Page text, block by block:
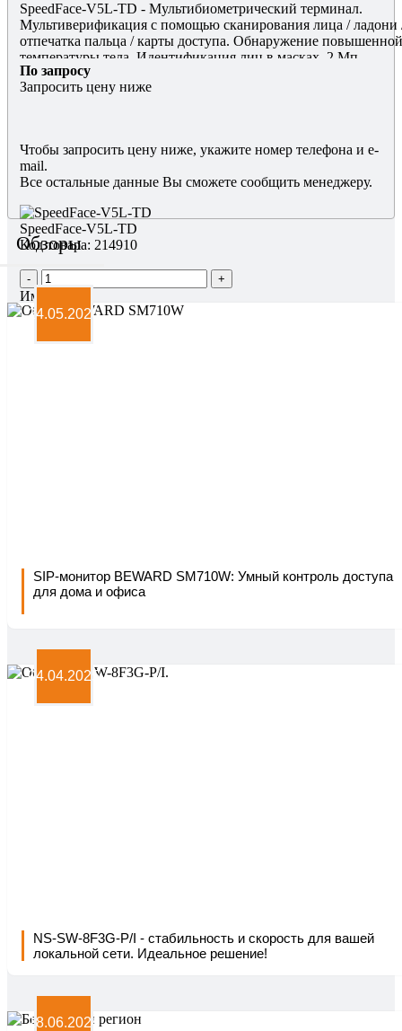
SpeedFace-V5L-TD - Мультибиометрический терминал.
Мультиверификация с помощью сканирования лица / ладони
отпечатка пальца / карты доступа. Обнаружение повышенной
температуры тела. Идентификация лиц в масках. 2 Мп
двойная камера для распознавания лиц в режиме реального
времени. Увеличенная дистанция распознавания до 3 м.
По запросу
Запросить цену ниже
Чтобы запросить цену ниже, укажите номер телефона и e-
mail.
Все остальные данные Вы сможете сообщить менеджеру.
SpeedFace-V5L-TD
Код товара: 214910
- +
Имя
Обзоры
24.05.2026
SIP-монитор BEWARD SM710W: Умный контроль доступа
для дома и офиса
04.04.2025
NS-SW-8F3G-P/I - стабильность и скорость для вашей
локальной сети. Идеальное решение!
18.06.2024